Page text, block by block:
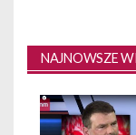
NAJNOWSZE